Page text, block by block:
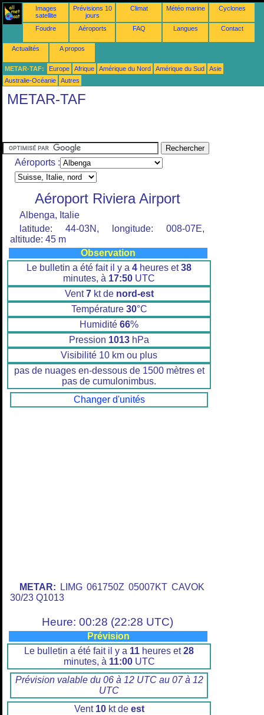
Images
satellite
Prévisions 10
jours
Climat Météo marine Cyclones
Foudre Aéroports FAQ Langues Contact
Actualités A propos
METAR-TAF: Europe Afrique Amérique du Nord Amérique du Sud
Asie
Australie-Océanie
Autres
METAR-TAF
Aéroports :
Aéroport Riviera Airport
Albenga, Italie
latitude: 44-03N, longitude: 008-07E,
altitude: 45 m
Observation
Le bulletin a été fait il y a 4 heures et38
minutes, à 17:50 UTC
Vent7kt de nord-est
Température 30°C
Humidité 66%
Pression 1013 hPa
Visibilité 10 km ou plus
pas de nuages en-dessous de 1500 mètres et
pas de cumulonimbus.
Changer d'unités
METAR: LIMG 061750Z 05007KT CAVOK
30/23 Q1013
Heure: 00:28 (22:28 UTC)
Prévision
Le bulletin a été fait il y a 11 heures et28
minutes, à 11:00UTC
Prévision valable du 06 à 12 UTC au 07 à 12
UTC
Vent 10kt de est